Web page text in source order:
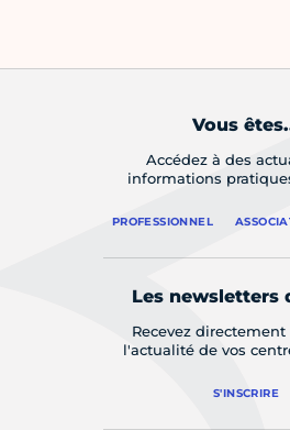
Vous
Accédez à des
informations
PROFESSIONNEL
Les newsletters
Recevez
l'actualité de vos
S'INSCRIRE